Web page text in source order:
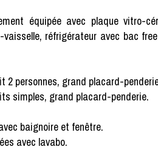
équipée avec plaque vitro-
réfrigérateur avec bac
2 personnes, grand placard-
simples, grand placard-penderie.
baignoire et fenêtre.
avec lavabo.